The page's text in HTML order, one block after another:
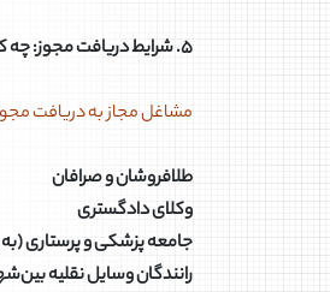
۵. شرایط دریافت مجوز: چه کسانی می‌توانند شوکر و گاز اشک‌آور حمل کنند؟
مشاغل مجاز به دریافت
طلافروشان و صرافان
وکلای دادگستری
جامعه پزشکی و پرستاری
رانندگان وسایل نقلیه